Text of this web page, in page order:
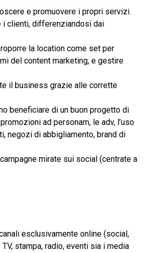
e promuovere i propri servizi.
i clienti, differenziandosi dai
la location come set per
del content marketing, e gestire
il business grazie alle corrette
beneficiare di un buon progetto di
ad personam, le adv, l’uso
negozi di abbigliamento, brand di
mirate sui social (centrate a
esclusivamente online (social,
stampa, radio, eventi sia i media